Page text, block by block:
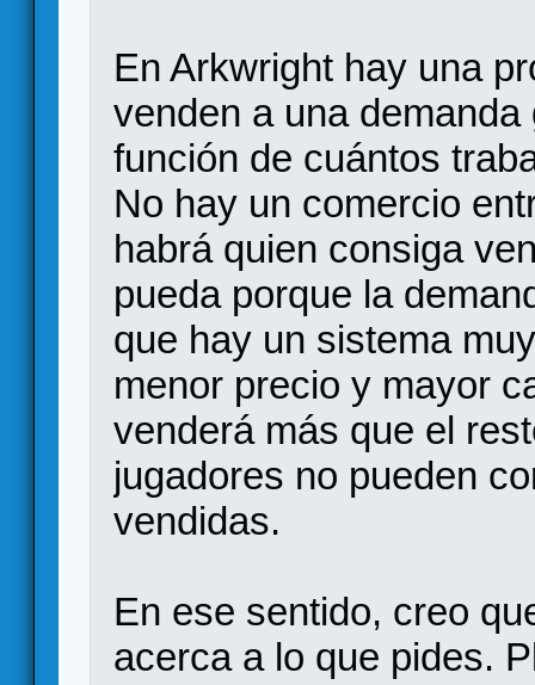
En Arkwright hay una
venden a una
función de cuántos
No hay un comercio
habrá quien consiga
pueda porque la
que hay un sistema
menor precio y mayor
venderá más que el
jugadores no pueden
vendidas.
En ese sentido, creo
acerca a lo que pides.